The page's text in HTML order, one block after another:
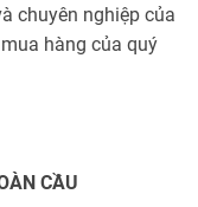
chuyên nghiệp của
hàng của quý
CẦU